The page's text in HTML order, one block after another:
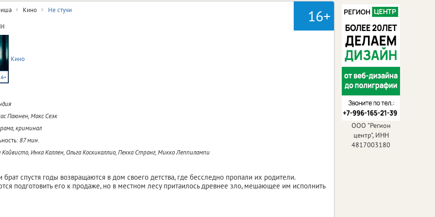
16+
Кино Не стучи
Кино
Паюнен, Макс Сеэк
криминал
87 мин.
Койвисто, Инка Каллен, Ольга Коскикаллио, Пекка Странг, Микко Леппилампи
брат спустя годы возвращаются в дом своего детства, где бесследно пропали их родители.
подготовить его к продаже, но в местном лесу притаилось древнее зло, мешающее им исполнить
ООО "Регион
центр", ИНН
4817003180